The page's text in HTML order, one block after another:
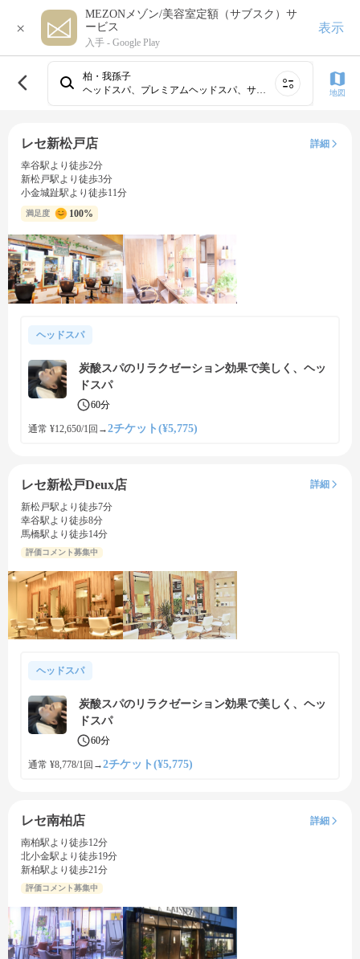
×
MEZONメゾン/美容室定額（サブスク）サ
ービス
入手 - Google Play
表示
柏・我孫子
ヘッドスパ、プレミアムヘッドスパ、サイドカット＆ショートスパ
地図
レセ新松戸店
詳細
幸谷駅より徒歩2分
新松戸駅より徒歩3分
小金城趾駅より徒歩11分
満足度 100%
ヘッドスパ
炭酸スパのリラクゼーション効果で美しく、ヘッ
ドスパ
60分
通常 ¥12,650/1回 →2チケット(¥5,775)
レセ新松戸Deux店
詳細
新松戸駅より徒歩7分
幸谷駅より徒歩8分
馬橋駅より徒歩14分
評価コメント募集中
ヘッドスパ
炭酸スパのリラクゼーション効果で美しく、ヘッ
ドスパ
60分
通常 ¥8,778/1回 →2チケット(¥5,775)
レセ南柏店
詳細
南柏駅より徒歩12分
北小金駅より徒歩19分
新柏駅より徒歩21分
評価コメント募集中